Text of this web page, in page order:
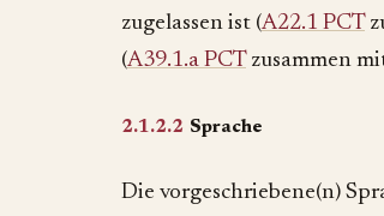
zugelassen ist (A22.1 PCT
(A39.1.a PCTzusammen
2.1.2.2 Sprache
Die vorgeschriebene(n)